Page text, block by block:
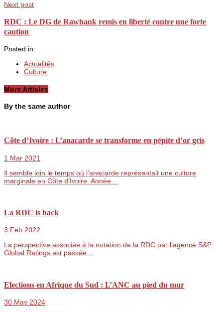
Next post
RDC : Le DG de Rawbank remis en liberté contre une forte
caution
Posted in:
Actualités
Culture
More Articles
By the same author
Côte d’Ivoire : L’anacarde se transforme en pépite d’or gris
1 Mar 2021
Il semble loin le temps où l’anacarde représentait une culture
marginale en Côte d’Ivoire. Année…
La RDC is back
3 Feb 2022
La perspective associée à la notation de la RDC par l’agence S&P
Global Ratings est passée…
Elections en Afrique du Sud : L’ANC au pied du mur
30 May 2024